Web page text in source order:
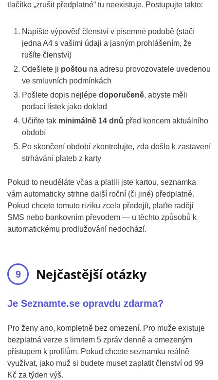
tlačítko „zrušit předplatné“ tu neexistuje. Postupujte takto:
Napište výpověď členství v písemné podobě (stačí
jedna A4 s vašimi údaji a jasným prohlášením, že
rušíte členství)
Odešlete ji poštou na adresu provozovatele uvedenou
ve smluvních podmínkách
Pošlete dopis nejlépe doporučeně, abyste měli
podací lístek jako doklad
Učiňte tak minimálně 14 dnů před koncem aktuálního
období
Po skončení období zkontrolujte, zda došlo k zastavení
strhávání plateb z karty
Pokud to neuděláte včas a platili jste kartou, seznamka
vám automaticky strhne další roční (či jiné) předplatné.
Pokud chcete tomuto riziku zcela předejít, plaťte raději
SMS nebo bankovním převodem — u těchto způsobů k
automatickému prodlužování nedochází.
Nejčastější otázky
Je Seznamte.se opravdu zdarma?
Pro ženy ano, kompletně bez omezení. Pro muže existuje
bezplatná verze s limitem 5 zpráv denně a omezeným
přístupem k profilům. Pokud chcete seznamku reálně
využívat, jako muž si budete muset zaplatit členství od 99
Kč za týden výš.